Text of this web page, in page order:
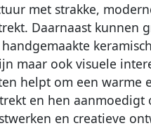
met strakke,
Daarnaast kunnen
maar ook visuele
helpt om een warme
en hen aanmoedigt
en creatieve